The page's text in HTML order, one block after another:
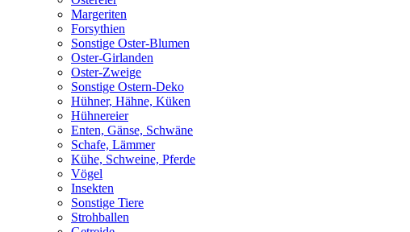
Margeriten
Forsythien
Sonstige Oster-Blumen
Oster-Girlanden
Oster-Zweige
Sonstige Ostern-Deko
Hühner, Hähne, Küken
Hühnereier
Enten, Gänse, Schwäne
Schafe, Lämmer
Kühe, Schweine, Pferde
Vögel
Insekten
Sonstige Tiere
Strohballen